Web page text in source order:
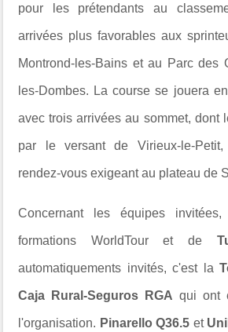
pour les prétendants au
arrivées plus favorables aux
Montrond-les-Bains et au Parc des
les-Dombes. La course se jouera
avec trois arrivées au sommet, dont
par le versant de Virieux-le-
rendez-vous exigeant au plateau de
Concernant les équipes
formations WorldTour et de
automatiquements invités, c'est la
Caja Rural-Seguros RGA qui ont
l'organisation. Pinarello Q36.5 et